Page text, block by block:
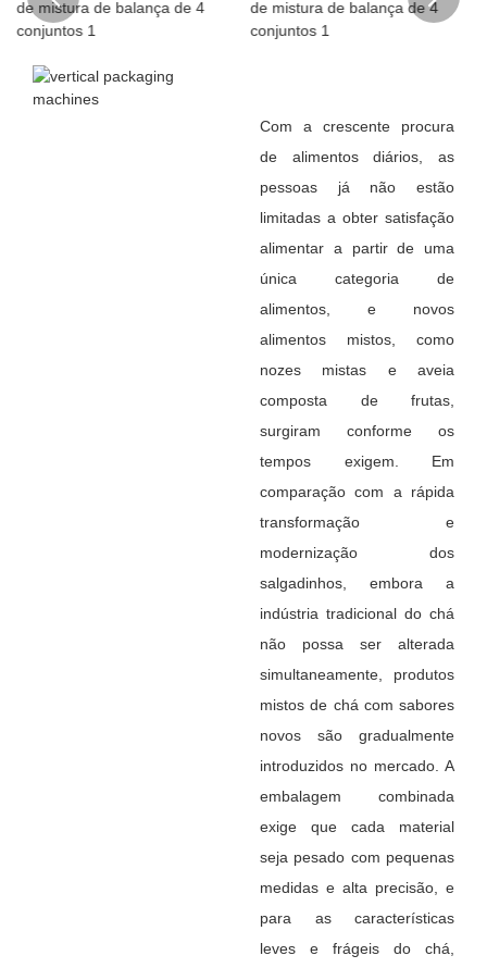
Com a crescente procura
de alimentos diários, as
pessoas já não estão
limitadas a obter satisfação
alimentar a partir de uma
única categoria de
alimentos, e novos
alimentos mistos, como
nozes mistas e aveia
composta de frutas,
surgiram conforme os
tempos exigem. Em
comparação com a rápida
transformação e
modernização dos
salgadinhos, embora a
indústria tradicional do chá
não possa ser alterada
simultaneamente, produtos
mistos de chá com sabores
novos são gradualmente
introduzidos no mercado. A
embalagem combinada
exige que cada material
seja pesado com pequenas
medidas e alta precisão, e
para as características
leves e frágeis do chá,